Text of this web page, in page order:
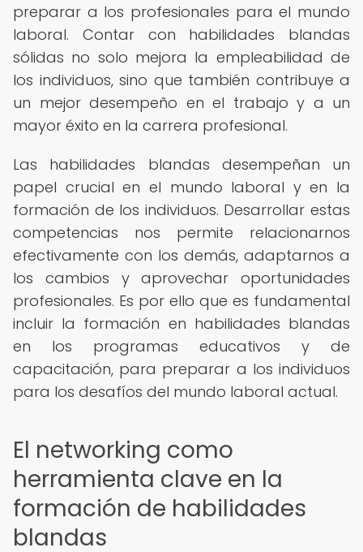
preparar a los profesionales para el mundo
laboral. Contar con habilidades blandas
sólidas no solo mejora la empleabilidad de
los individuos, sino que también contribuye a
un mejor desempeño en el trabajo y a un
mayor éxito en la carrera profesional.
Las habilidades blandas desempeñan un
papel crucial en el mundo laboral y en la
formación de los individuos. Desarrollar estas
competencias nos permite relacionarnos
efectivamente con los demás, adaptarnos a
los cambios y aprovechar oportunidades
profesionales. Es por ello que es fundamental
incluir la formación en habilidades blandas
en los programas educativos y de
capacitación, para preparar a los individuos
para los desafíos del mundo laboral actual.
El networking como
herramienta clave en la
formación de habilidades
blandas